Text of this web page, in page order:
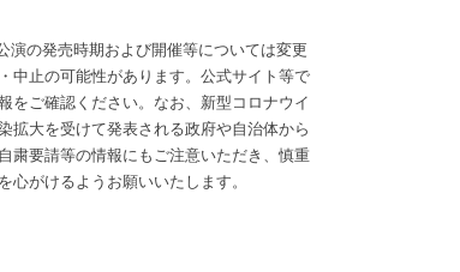
演の発売時期および開催等については変更
中止の可能性があります。公式サイト等で
をご確認ください。なお、新型コロナウイ
拡大を受けて発表される政府や自治体から
粛要請等の情報にもご注意いただき、慎重
心がけるようお願いいたします。